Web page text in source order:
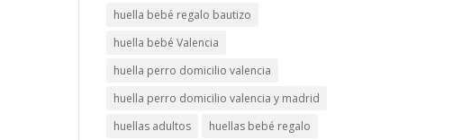
huella bebé regalo bautizo
huella bebé Valencia
huella perro domicilio valencia
huella perro domicilio valencia y madrid
huellas adultos
huellas bebé regalo